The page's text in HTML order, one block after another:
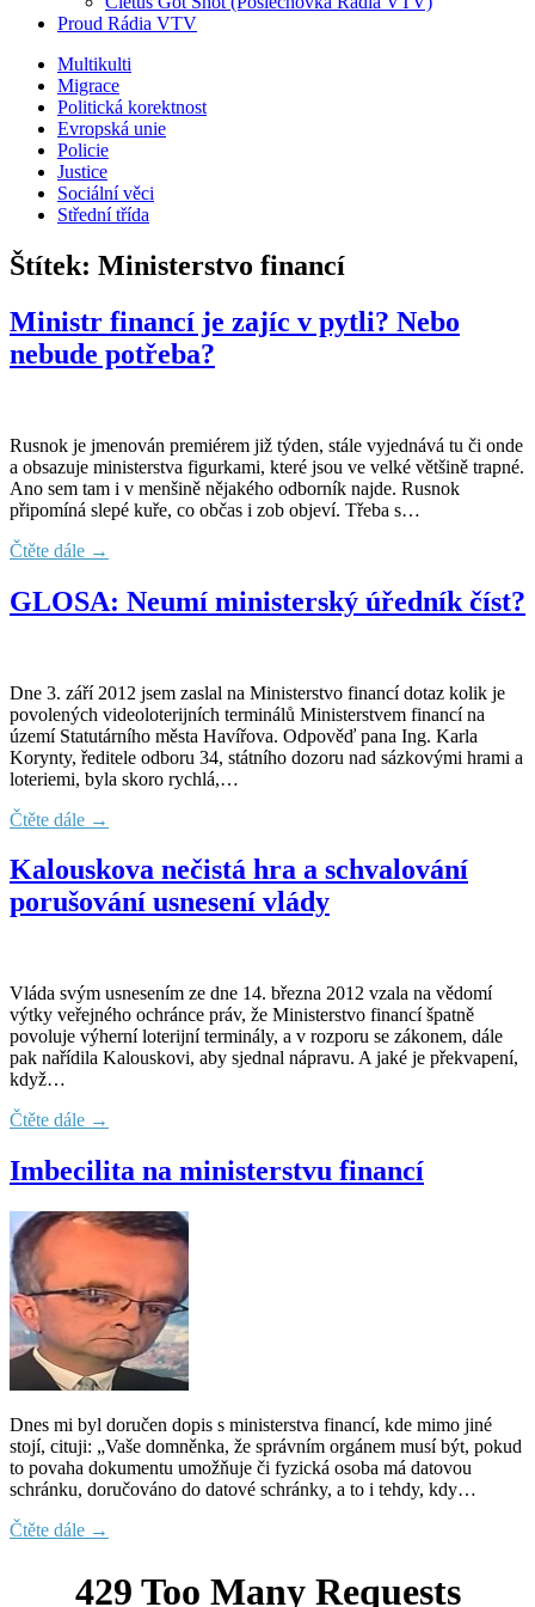
Proud Rádia VTV
Sub
menu
Multikulti
Migrace
Politická korektnost
Evropská unie
Policie
Justice
Sociální věci
Střední třída
Štítek: Ministerstvo financí
Ministr financí je zajíc v pytli? Nebo
nebude potřeba?
Rusnok je jmenován premiérem již týden, stále vyjednává tu či onde
a obsazuje ministerstva figurkami, které jsou ve velké většině trapné.
Ano sem tam i v menšině nějakého odborník najde. Rusnok
připomíná slepé kuře, co občas i zob objeví. Třeba s…
Čtěte dále →
GLOSA: Neumí ministerský úředník číst?
Dne 3. září 2012 jsem zaslal na Ministerstvo financí dotaz kolik je
povolených videoloterijních terminálů Ministerstvem financí na
území Statutárního města Havířova. Odpověď pana Ing. Karla
Korynty, ředitele odboru 34, státního dozoru nad sázkovými hrami a
loteriemi, byla skoro rychlá,…
Čtěte dále →
Kalouskova nečistá hra a schvalování
porušování usnesení vlády
Vláda svým usnesením ze dne 14. března 2012 vzala na vědomí
výtky veřejného ochránce práv, že Ministerstvo financí špatně
povoluje výherní loterijní terminály, a v rozporu se zákonem, dále
pak nařídila Kalouskovi, aby sjednal nápravu. A jaké je překvapení,
když…
Čtěte dále →
Imbecilita na ministerstvu financí
Dnes mi byl doručen dopis s ministerstva financí, kde mimo jiné
stojí, cituji: „Vaše domněnka, že správním orgánem musí být, pokud
to povaha dokumentu umožňuje či fyzická osoba má datovou
schránku, doručováno do datové schránky, a to i tehdy, kdy…
Čtěte dále →